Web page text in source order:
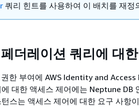
쿼리 힌트를 사용하여 이 배치를 재정
더레이션 쿼리에 대
한 부여에 AWS Identity and
대한 액세스 제어에는 Neptune DB
스는 액세스 제어에 대한 요구 사항